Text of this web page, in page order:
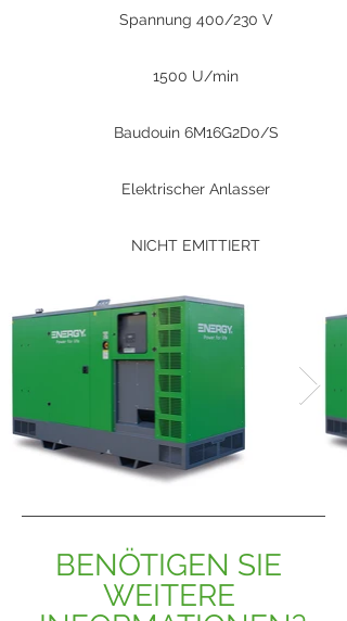
Spannung 400/230 V
1500 U/min
Baudouin 6M16G2D0/S
Elektrischer Anlasser
NICHT EMITTIERT
BENÖTIGEN SIE
WEITERE